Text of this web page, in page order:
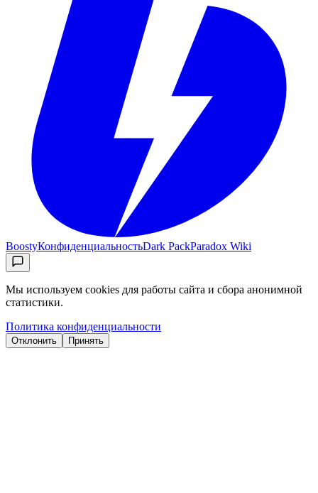
BoostyКонфиденциальностьDark PackParadox Wiki
Мы используем cookies для работы сайта и сбора анонимной
статистики.
Политика конфиденциальности
Отклонить Принять